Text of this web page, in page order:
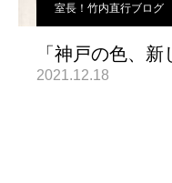
室長！竹内直行ブログ
「神戸の色、
2021.12.18